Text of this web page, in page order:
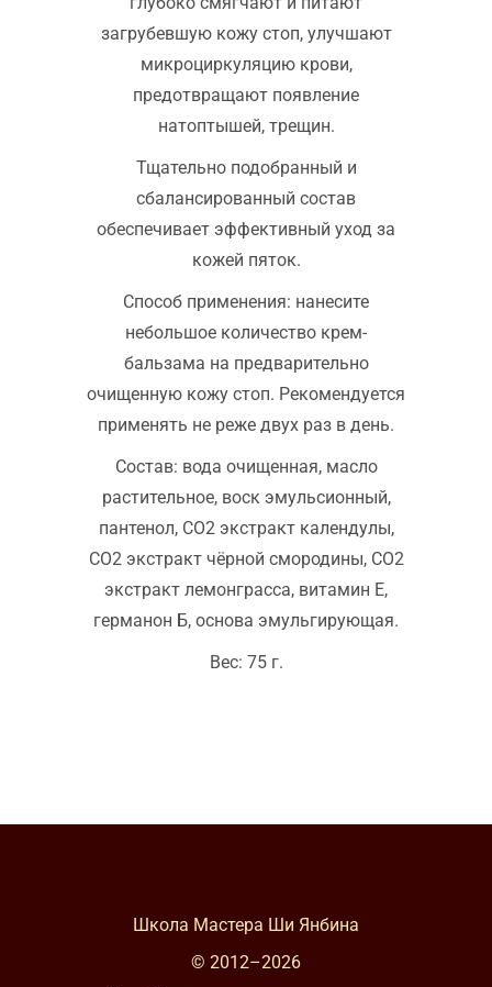
загрубевшую кожу стоп, улучшают
микроциркуляцию крови,
предотвращают появление
натоптышей, трещин.
Тщательно подобранный и
сбалансированный состав
обеспечивает эффективный уход за
кожей пяток.
Способ применения: нанесите
небольшое количество крем-
бальзама на предварительно
очищенную кожу стоп. Рекомендуется
применять не реже двух раз в день.
Состав: вода очищенная, масло
растительное, воск эмульсионный,
пантенол, СО2 экстракт календулы,
СО2 экстракт чёрной смородины, СО2
экстракт лемонграсса, витамин Е,
германон Б, основа эмульгирующая.
Вес: 75 г.
Школа Мастера Ши Янбина
© 2012–2026